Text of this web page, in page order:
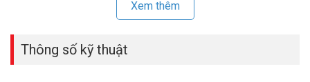
3MP. Nói đơn giản hơn: ở độ phân giải này bạn đọc rõ biển số xe
nhận diện người hay phương tiện qua cổng nhà.
Xem thêm
Thông số kỹ thuật